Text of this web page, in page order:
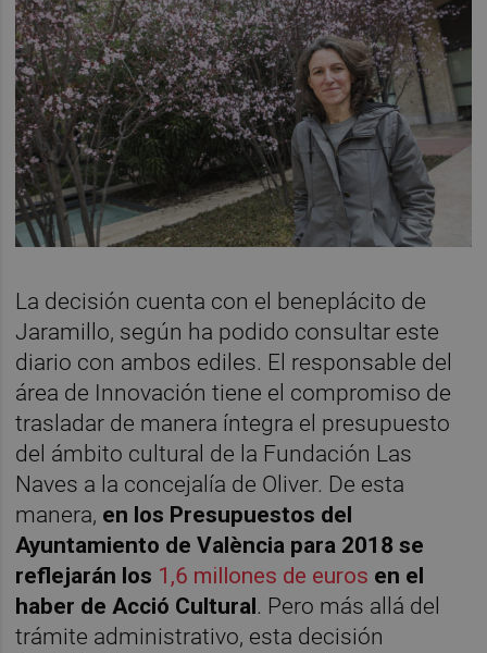
La decisión cuenta con el beneplácito de
Jaramillo, según ha podido consultar este
diario con ambos ediles. El responsable del
área de Innovación tiene el compromiso de
trasladar de manera íntegra el presupuesto
del ámbito cultural de la Fundación Las
Naves a la concejalía de Oliver. De esta
manera, en los Presupuestos del
Ayuntamiento de València para 2018 se
reflejarán los 1,6 millones de euros en el
haber de Acció Cultural. Pero más allá del
trámite administrativo, esta decisión